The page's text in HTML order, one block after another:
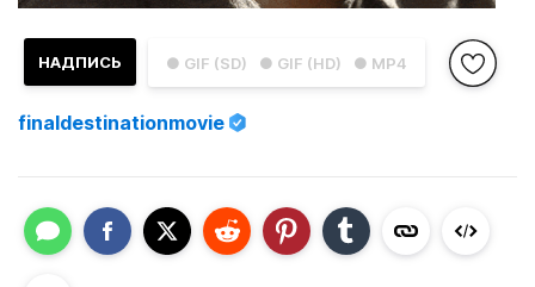
● GIF (SD) ● GIF (HD) ● MP4
НАДПИСЬ
finaldestinationmovie